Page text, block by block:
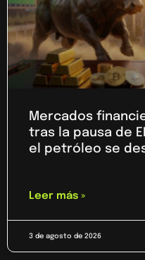
Mercados
tras la pausa de
el petróleo se
Leer más »
3 de agosto de 2026